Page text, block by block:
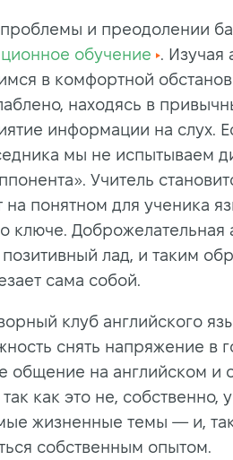
и преодолении
обучение
. Изучая
в комфортной
находясь в
информации на слух.
мы не испытываем
Учитель
на понятном для ученика
ключе. Доброжелательная
позитивный лад, и таким
сама собой.
клуб английского
снять напряжение в
на английском и
как это не, собственно,
жизненные темы — и,
собственным опытом.